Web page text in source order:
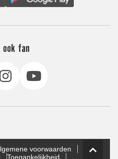
ook fan
voorwaarden
Toegankelijkheid